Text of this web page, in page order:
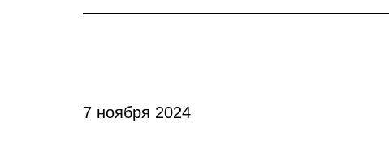
7 ноября 2024